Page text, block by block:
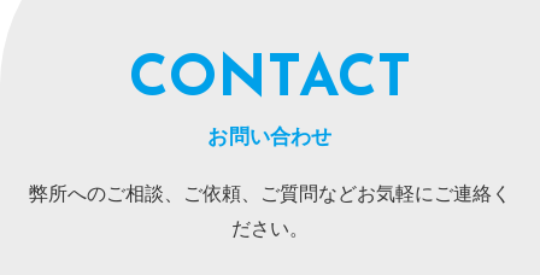
CONTACT
お問い合わせ
弊所へのご相談、ご依頼、ご質問などお気軽にご連絡く
ださい。